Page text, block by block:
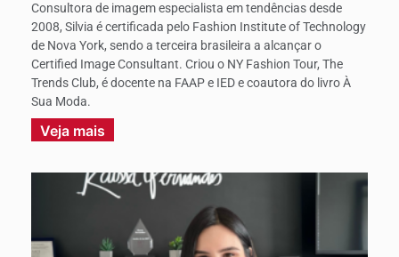
Consultora de imagem especialista em tendências desde
2008, Silvia é certificada pelo Fashion Institute of Technology
de Nova York, sendo a terceira brasileira a alcançar o
Certified Image Consultant. Criou o NY Fashion Tour, The
Trends Club, é docente na FAAP e IED e coautora do livro À
Sua Moda.
Veja mais